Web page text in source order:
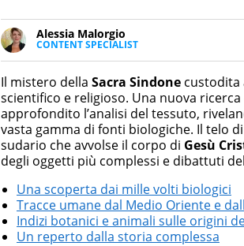
Alessia Malorgio
CONTENT SPECIALIST
Ha conseguito un Master in
di strategie marketing attraverso
Il mistero della Sacra Sindone custodita
scientifico e religioso. Una nuova ricerca
approfondito l’analisi del tessuto,
vasta gamma di fonti biologiche. Il telo
sudario che avvolse il corpo di Gesù
degli oggetti più complessi e dibattuti
Una scoperta dai mille volti biologici
Tracce umane dal Medio Oriente e
Indizi botanici e animali sulle origini
Un reperto dalla storia complessa